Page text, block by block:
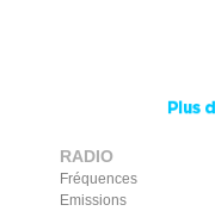
RADIO
Fréquences
Emissions